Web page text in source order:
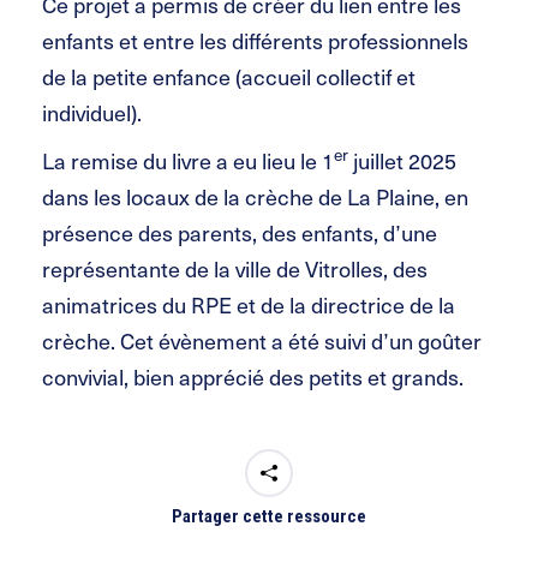
enfants et entre les différents professionnels
de la petite enfance (accueil collectif et
individuel).
La remise du livre a eu lieu le 1er juillet 2025
dans les locaux de la crèche de La Plaine, en
présence des parents, des enfants, d’une
représentante de la ville de Vitrolles, des
animatrices du RPE et de la directrice de la
crèche. Cet évènement a été suivi d’un goûter
convivial, bien apprécié des petits et grands.
Partager cette ressource